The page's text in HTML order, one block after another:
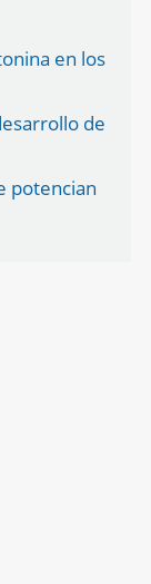
en los
de
potencian